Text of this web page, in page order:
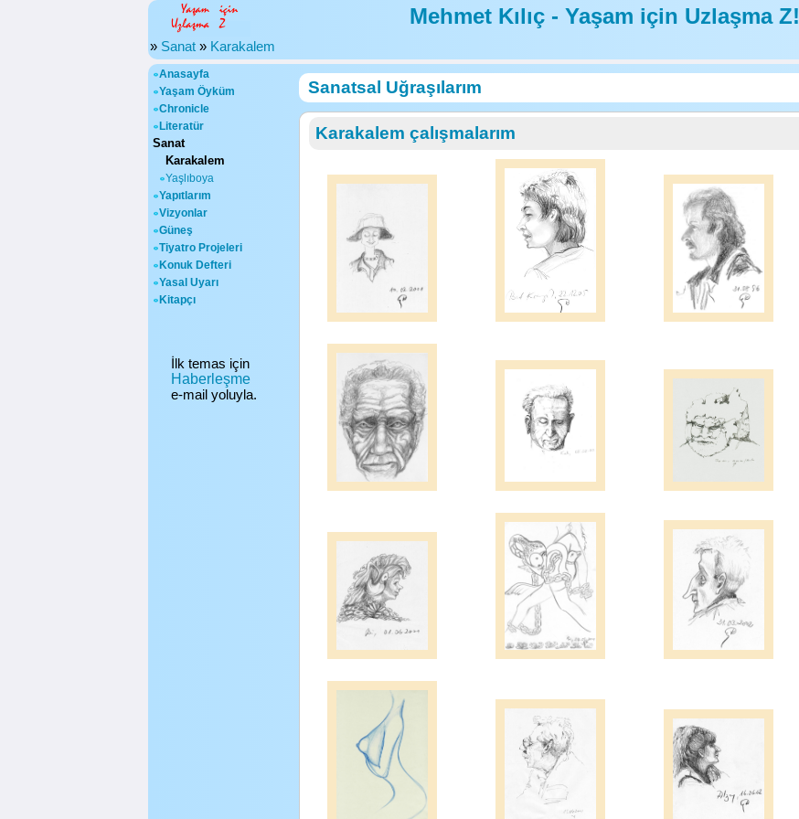
Mehmet Kılıç - Yaşam için Uzlaşma Z!
» Sanat » Karakalem
Anasayfa
Yaşam Öyküm
Chronicle
Literatür
Sanat
Karakalem
Yaşlıboya
Yapıtlarım
Vizyonlar
Güneş
Tiyatro Projeleri
Konuk Defteri
Yasal Uyarı
Kitapçı
İlk temas için
Haberleşme
e-mail yoluyla.
Sanatsal Uğraşılarım
Karakalem çalışmalarım